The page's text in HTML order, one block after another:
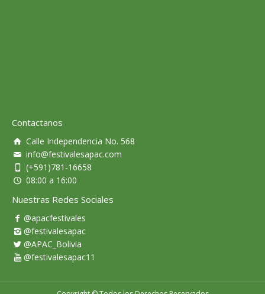
Contactanos
Calle Independencia No. 568
info@festivalesapac.com
(+591)781-16658
08:00 a 16:00
Nuestras Redes Sociales
@apacfestivales
@festivalesapac
@APAC_Bolivia
@festivalesapac11